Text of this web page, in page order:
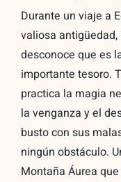
Durante un viaje a
valiosa
desconoce que es
importante tesoro.
practica la magia
la venganza y el
busto con sus
ningún obstáculo.
Montaña Áurea